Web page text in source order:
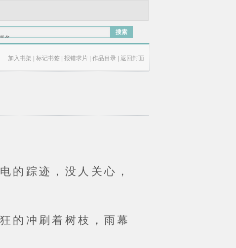
名
搜索
加入书架 标记书签 报错求片 作品目录 返回封面
踪迹，没人关心，
冲刷着树枝，雨幕